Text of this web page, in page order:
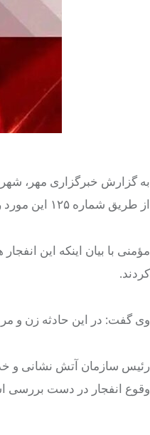
از طریق شماره ۱۲۵ این مورد را اطلاع دادند؛ گفت :۲۶ آتش نشان به همراه ۸ دستگاه خودروی آتش نشانی به محل حادثه اعزام شدند.
مؤمنی با بیان اینکه این
کردند.
وی گفت: در این حادثه زن و مرد حدوداً ۵۶ و ۵۲ ساله به دلیل مصدومیت به
رئیس سازمان آتش نشانی و
وقوع انفجار در دست بررسی